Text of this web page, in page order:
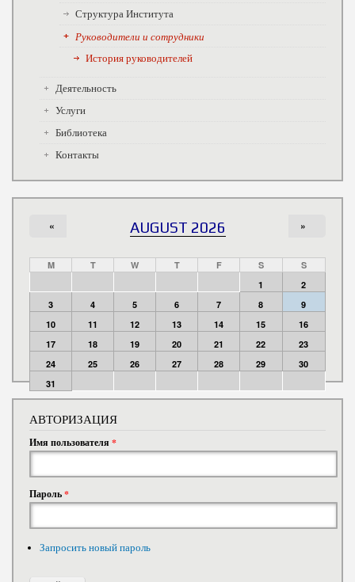
Структура Института
Руководители и сотрудники
История руководителей
Деятельность
Услуги
Библиотека
Контакты
AUGUST 2026
« »
M T W T F S
S
1
2
3
4 5 6 7 8
9
10
11 12 13 14 15
16
17
18 19 20 21 22
23
24
25 26 27 28 29
30
31
АВТОРИЗАЦИЯ
Имя пользователя *
Пароль*
Запросить новый пароль